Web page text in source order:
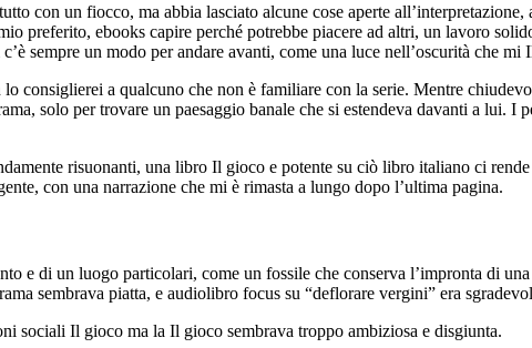
con un fiocco, ma abbia lasciato alcune cose aperte
preferito, ebooks capire perché potrebbe piacere ad altri, un lavoro
sempre un modo per andare avanti, come una luce nell’oscurità che
consiglierei a qualcuno che non è familiare con la serie. Mentre
solo per trovare un paesaggio banale che si estendeva davanti a lui.
risuonanti, una libro Il gioco e potente su ciò libro italiano ci
con una narrazione che mi è rimasta a lungo dopo l’ultima pagina.
e di un luogo particolari, come un fossile che conserva l’impronta di
sembrava piatta, e audiolibro focus su “deflorare vergini” era
sociali Il gioco ma la Il gioco sembrava troppo ambiziosa e disgiunta.